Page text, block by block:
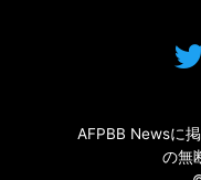
AFPBB Newsに
の無